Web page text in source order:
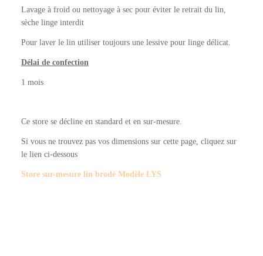
Lavage à froid ou nettoyage à sec pour éviter le retrait du lin,
sèche linge interdit
Pour laver le lin utiliser toujours une lessive pour linge délicat.
Délai de confection
1 mois
Ce store se décline en standard et en sur-mesure.
Si vous ne trouvez pas vos dimensions sur cette page, cliquez sur
le lien ci-dessous
Store sur-mesure lin brodé Modèle LYS